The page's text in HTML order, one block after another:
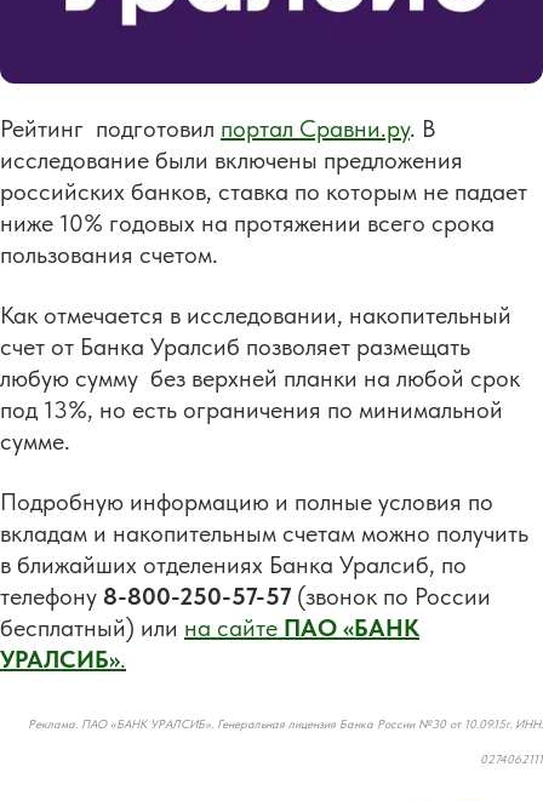
Рейтинг подготовил портал Сравни.ру. В
исследование были включены предложения
российских банков, ставка по которым не падает
ниже 10% годовых на протяжении всего срока
пользования счетом.
Как отмечается в исследовании, накопительный
счет от Банка Уралсиб позволяет размещать
любую сумму без верхней планки на любой срок
под 13%, но есть ограничения по минимальной
сумме.
Подробную информацию и полные условия по
вкладам и накопительным счетам можно получить
в ближайших отделениях Банка Уралсиб, по
телефону 8-800-250-57-57 (звонок по России
бесплатный) или на сайте ПАО «БАНК
УРАЛСИБ».
Реклама. ПАО «БАНК УРАЛСИБ». Генеральная лицензия Банка России №30 от 10.09.15г. ИНН:
0274062111